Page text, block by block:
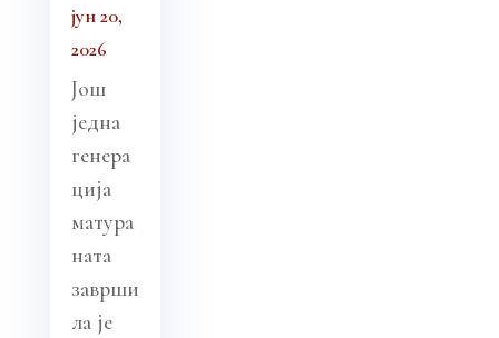
јун 20,
2026
Још
једна
генера
ција
матура
ната
заврши
ла је